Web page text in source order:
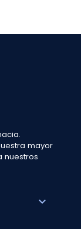
mayor
nuestros
expand_more